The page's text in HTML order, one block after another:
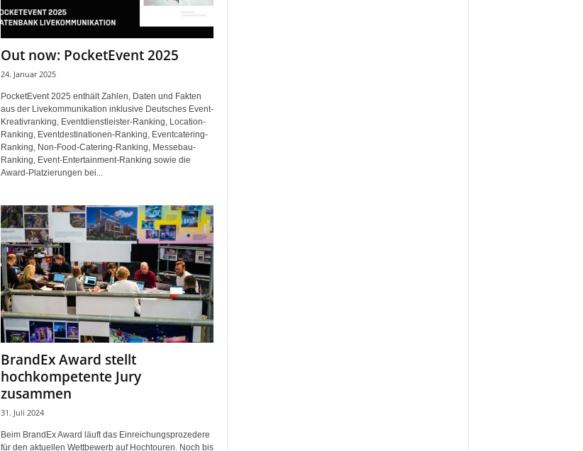
Out now: PocketEvent 2025
24. Januar 2025
PocketEvent 2025 enthält Zahlen, Daten und Fakten
aus der Livekommunikation inklusive Deutsches Event-
Kreativranking, Eventdienstleister-Ranking, Location-
Ranking, Eventdestinationen-Ranking, Eventcatering-
Ranking, Non-Food-Catering-Ranking, Messebau-
Ranking, Event-Entertainment-Ranking sowie die
Award-Platzierungen bei...
BrandEx Award stellt
hochkompetente Jury
zusammen
31. Juli 2024
Beim BrandEx Award läuft das Einreichungsprozedere
für den aktuellen Wettbewerb auf Hochtouren. Noch bis